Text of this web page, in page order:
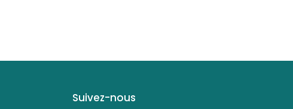
Suivez-nous